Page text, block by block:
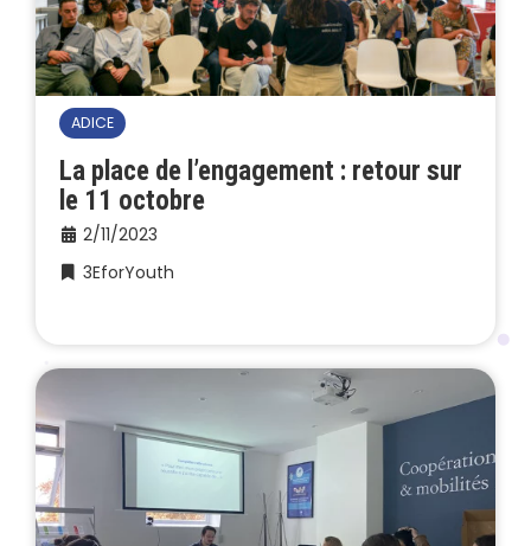
ADICE
La place de l’engagement : retour sur
le 11 octobre
2/11/2023
3EforYouth